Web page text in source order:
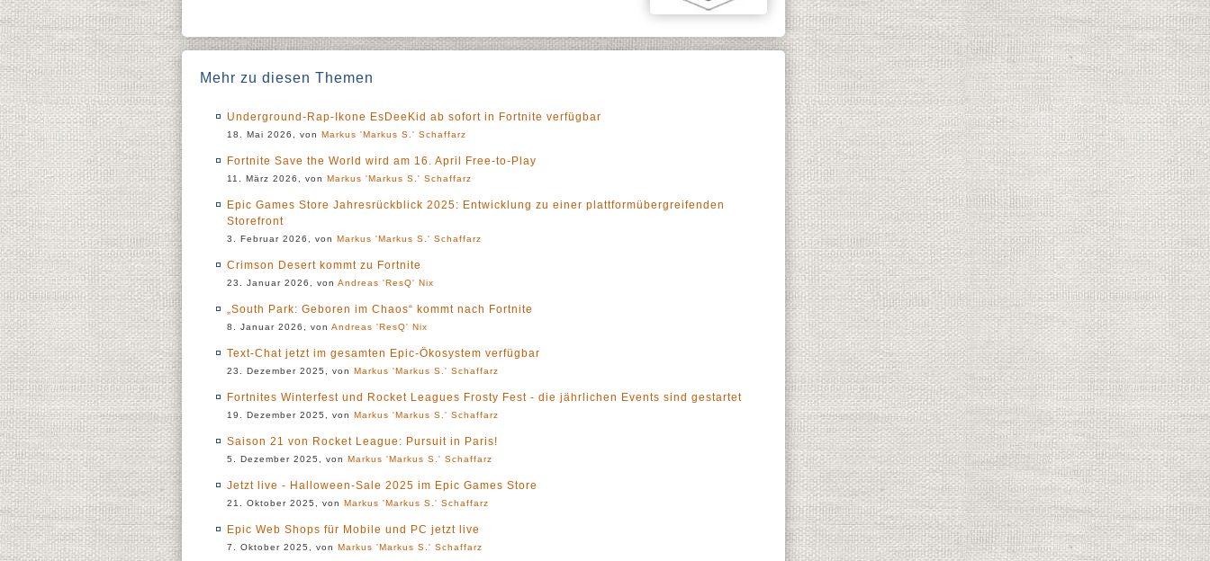
Mehr zu diesen Themen
Underground-Rap-Ikone EsDeeKid ab sofort in Fortnite verfügbar
18. Mai 2026, von Markus 'Markus S.' Schaffarz
Fortnite Save the World wird am 16. April Free-to-Play
11. März 2026, von Markus 'Markus S.' Schaffarz
Epic Games Store Jahresrückblick 2025: Entwicklung zu einer plattformübergreifenden
Storefront
3. Februar 2026, von Markus 'Markus S.' Schaffarz
Crimson Desert kommt zu Fortnite
23. Januar 2026, von Andreas 'ResQ' Nix
„South Park: Geboren im Chaos“ kommt nach Fortnite
8. Januar 2026, von Andreas 'ResQ' Nix
Text-Chat jetzt im gesamten Epic-Ökosystem verfügbar
23. Dezember 2025, von Markus 'Markus S.' Schaffarz
Fortnites Winterfest und Rocket Leagues Frosty Fest - die jährlichen Events sind gestartet
19. Dezember 2025, von Markus 'Markus S.' Schaffarz
Saison 21 von Rocket League: Pursuit in Paris!
5. Dezember 2025, von Markus 'Markus S.' Schaffarz
Jetzt live - Halloween-Sale 2025 im Epic Games Store
21. Oktober 2025, von Markus 'Markus S.' Schaffarz
Epic Web Shops für Mobile und PC jetzt live
7. Oktober 2025, von Markus 'Markus S.' Schaffarz